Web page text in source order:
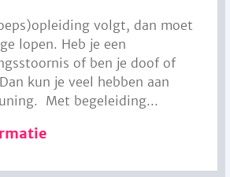
volgt, dan moet
lopen. Heb je een
of ben je doof of
kun je veel hebben aan
Met begeleiding...